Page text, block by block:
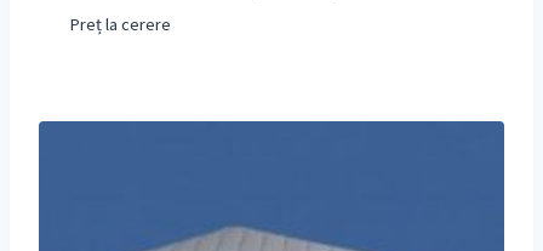
Preț la cerere